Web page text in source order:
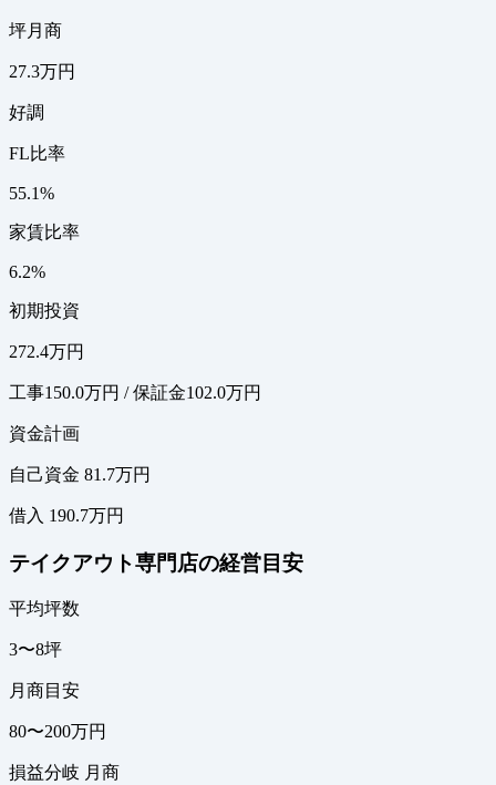
坪月商
27.3万円
好調
FL比率
55.1%
家賃比率
6.2%
初期投資
272.4万円
工事150.0万円 / 保証金102.0万円
資金計画
自己資金 81.7万円
借入 190.7万円
テイクアウト専門店の経営目安
平均坪数
3〜8坪
月商目安
80〜200万円
損益分岐 月商